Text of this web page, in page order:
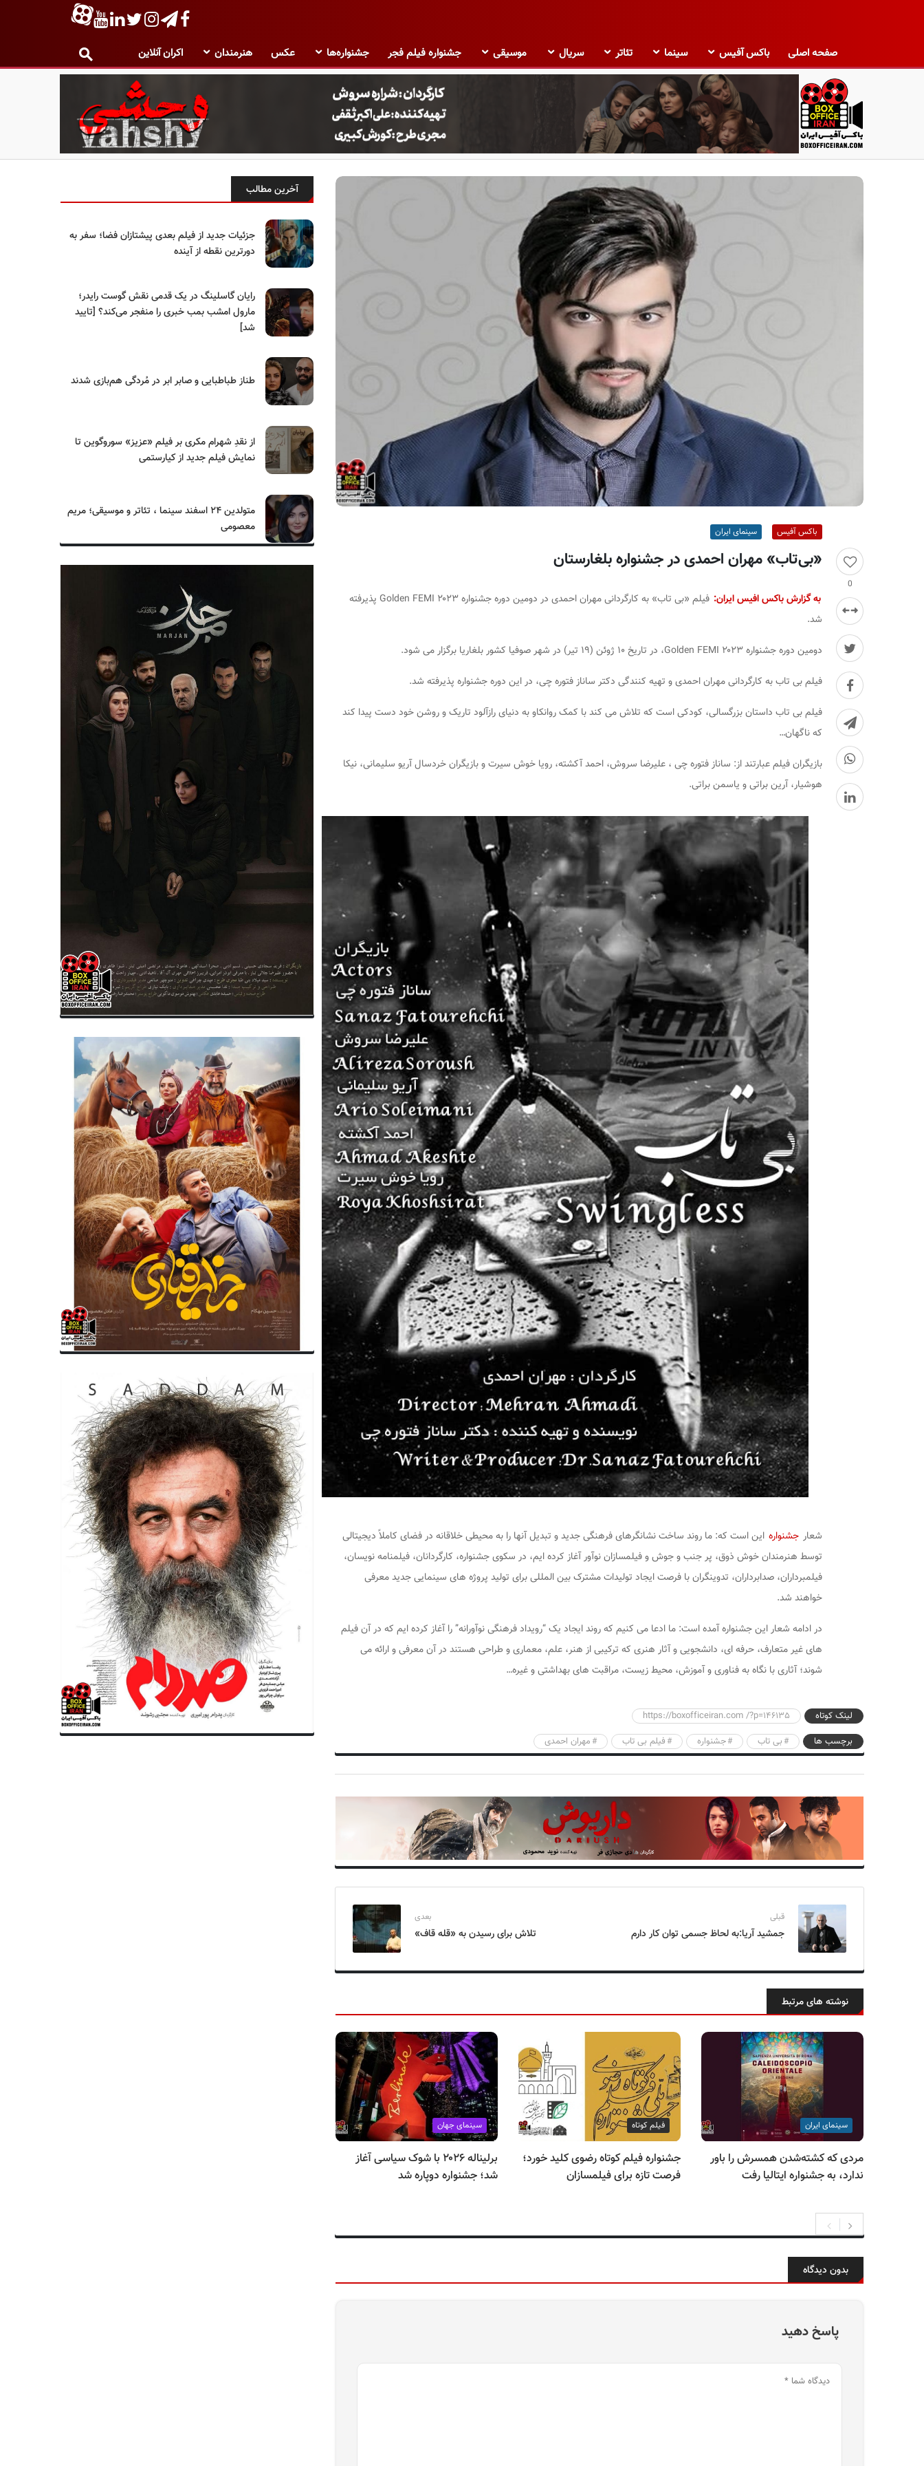
صفحه اصلی باکس آفیس سینما تئاتر سریال موسیقی جشنواره فیلم فجر جشنواره‌ها عکس هنرمندان اکران آنلاین
ب
0
باکس آفیس سینمای ایران
«بی‌تاب» مهران احمدی در جشنواره بلغارستان
به گزارش باکس افیس ایران:
فیلم «بی تاب» به کارگردانی مهران احمدی در دومین دوره جشنواره ۲۰۲۳ Golden FEMI پذیرفته
شد.
دومین دوره جشنواره ۲۰۲۳ Golden FEMI، در تاریخ ۱۰ ژوئن (۱۹ تیر) در شهر صوفیا کشور بلغاریا برگزار می شود.
فیلم بی تاب به کارگردانی مهران احمدی و تهیه کنندگی دکتر ساناز فتوره چی، در این دوره جشنواره پذیرفته شد.
فیلم بی تاب داستان بزرگسالی، کودکی است که تلاش می کند با کمک روانکاو به دنیای رازآلود تاریک و روشن خود دست پیدا کند
که ناگهان…
بازیگران فیلم عبارتند از: ساناز فتوره چی ، علیرضا سروش، احمد آکشته، رویا خوش سیرت و بازیگران خردسال آریو سلیمانی، نیکا
هوشیار، آرین براتی و یاسمن براتی.
شعار جشنواره این است که: ما روند ساخت نشانگرهای فرهنگی جدید و تبدیل آنها را به محیطی خلاقانه در فضای کاملاً دیجیتالی
توسط هنرمندان خوش ذوق، پر جنب و جوش و فیلمسازان نوآور آغاز کرده ایم، در سکوی جشنواره، کارگردانان، فیلمنامه نویسان،
فیلمبرداران، صدابرداران، تدوینگران با فرصت ایجاد تولیدات مشترک بین المللی برای تولید پروژه های سینمایی جدید معرفی
خواهند شد.
در ادامه شعار این جشنواره آمده است: ما ادعا می کنیم که روند ایجاد یک “رویداد فرهنگی نوآورانه” را آغاز کرده ایم که در آن فیلم
های غیر متعارف، حرفه ای، دانشجویی و آثار هنری که ترکیبی از هنر، علم، معماری و طراحی هستند در آن معرفی و ارائه می
شوند؛ آثاری با نگاه به فناوری و آموزش، محیط زیست، مراقبت های بهداشتی و غیره…
لینک کوتاه
https://boxofficeiran.com /?p=146135
برچسب ها
بی تاب جشنواره فیلم بی تاب مهران احمدی
قبلی
جمشید آریا:به لحاظ جسمی توان کار دارم
بعدی
تلاش برای رسیدن به «قله قاف»
نوشته های مرتبط
سینمای ایران
مردی که کشته‌شدن همسرش را باور
ندارد، به جشنواره ایتالیا رفت
فیلم کوتاه
جشنواره فیلم کوتاه رضوی کلید خورد؛
فرصت تازه برای فیلمسازان
سینمای جهان
برلیناله ۲۰۲۶ با شوک سیاسی آغاز
شد؛ جشنواره دوپاره شد
بدون دیدگاه
پاسخ دهید
آخرین مطالب
جزئیات جدید از فیلم بعدی پیشتازان فضا؛ سفر به
دورترین نقطه از آینده
رایان گاسلینگ در یک قدمی نقش گوست رایدر؛
مارول امشب بمب خبری را منفجر می‌کند؟ [تایید
شد]
طناز طباطبایی و صابر ابر در مُردگی هم‌بازی شدند
از نقدِ شهرام مکری بر فیلم «عزیز» سوروگوین تا
نمایش فیلم جدید از کیارستمی
متولدین ۲۴ اسفند سینما ، تئاتر و موسیقی؛ مریم
معصومی